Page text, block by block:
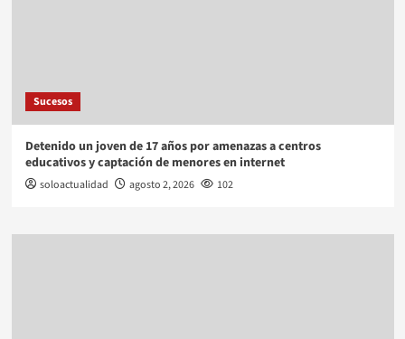
Sucesos
Detenido un joven de 17 años por amenazas a centros
educativos y captación de menores en internet
soloactualidad agosto 2, 2026 102